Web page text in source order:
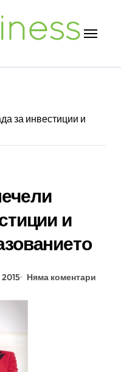
за инвестиции и
и
Няма коментари